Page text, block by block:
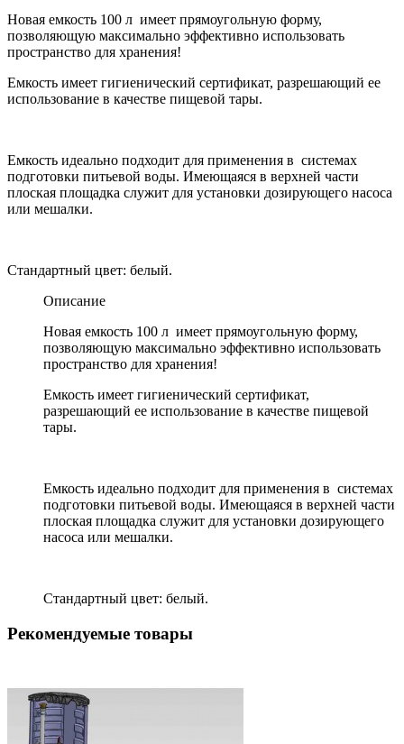
Новая емкость 100 л имеет прямоугольную форму,
позволяющую максимально эффективно использовать
пространство для хранения!
Емкость имеет гигиенический сертификат, разрешающий ее
использование в качестве пищевой тары.
Емкость идеально подходит для применения в системах
подготовки питьевой воды. Имеющаяся в верхней части
плоская площадка служит для установки дозирующего насоса
или мешалки.
Стандартный цвет: белый.
Описание
Новая емкость 100 л имеет прямоугольную форму,
позволяющую максимально эффективно использовать
пространство для хранения!
Емкость имеет гигиенический сертификат,
разрешающий ее использование в качестве пищевой
тары.
Емкость идеально подходит для применения в системах
подготовки питьевой воды. Имеющаяся в верхней части
плоская площадка служит для установки дозирующего
насоса или мешалки.
Стандартный цвет: белый.
Рекомендуемые товары